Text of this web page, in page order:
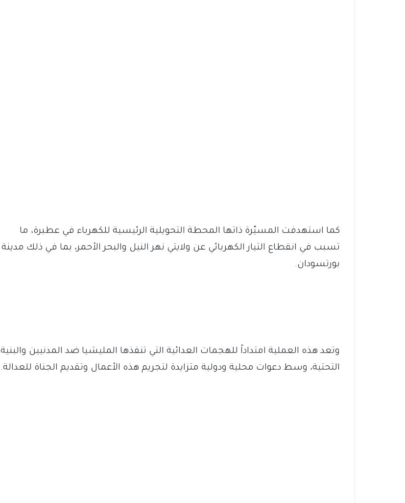
كما استهدفت المسيّرة ذاتها المحطة التحويلية الرئيسية للكهرباء في عطبرة، ما
تسبب في انقطاع التيار الكهربائي عن ولايتي نهر النيل والبحر الأحمر، بما في ذلك مدينة
بورتسودان.
وتعد هذه العملية امتداداً للهجمات العدائية التي تنفذها المليشيا ضد المدنيين والبنية
التحتية، وسط دعوات محلية ودولية متزايدة لتجريم هذه الأعمال وتقديم الجناة للعدالة.